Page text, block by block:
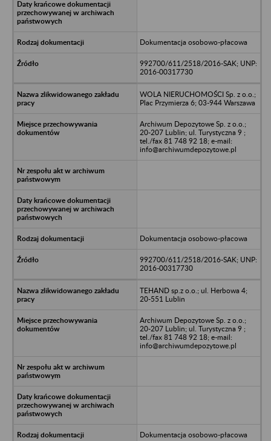
Dokumentacja osobowo-płacowa
992700/611/2518/2016-SAK; UNP:
2016-00317730
WOLA NIERUCHOMOŚCI Sp. z o.o.;
Plac Przymierza 6; 03-944 Warszawa
Archiwum Depozytowe Sp. z o.o.;
20-207 Lublin; ul. Turystyczna 9 ;
tel./fax 81 748 92 18; e-mail:
info@archiwumdepozytowe.pl
Dokumentacja osobowo-płacowa
992700/611/2518/2016-SAK; UNP:
2016-00317730
TEHAND sp.z o.o.; ul. Herbowa 4;
20-551 Lublin
Archiwum Depozytowe Sp. z o.o.;
20-207 Lublin; ul. Turystyczna 9 ;
tel./fax 81 748 92 18; e-mail:
info@archiwumdepozytowe.pl
Dokumentacja osobowo-płacowa